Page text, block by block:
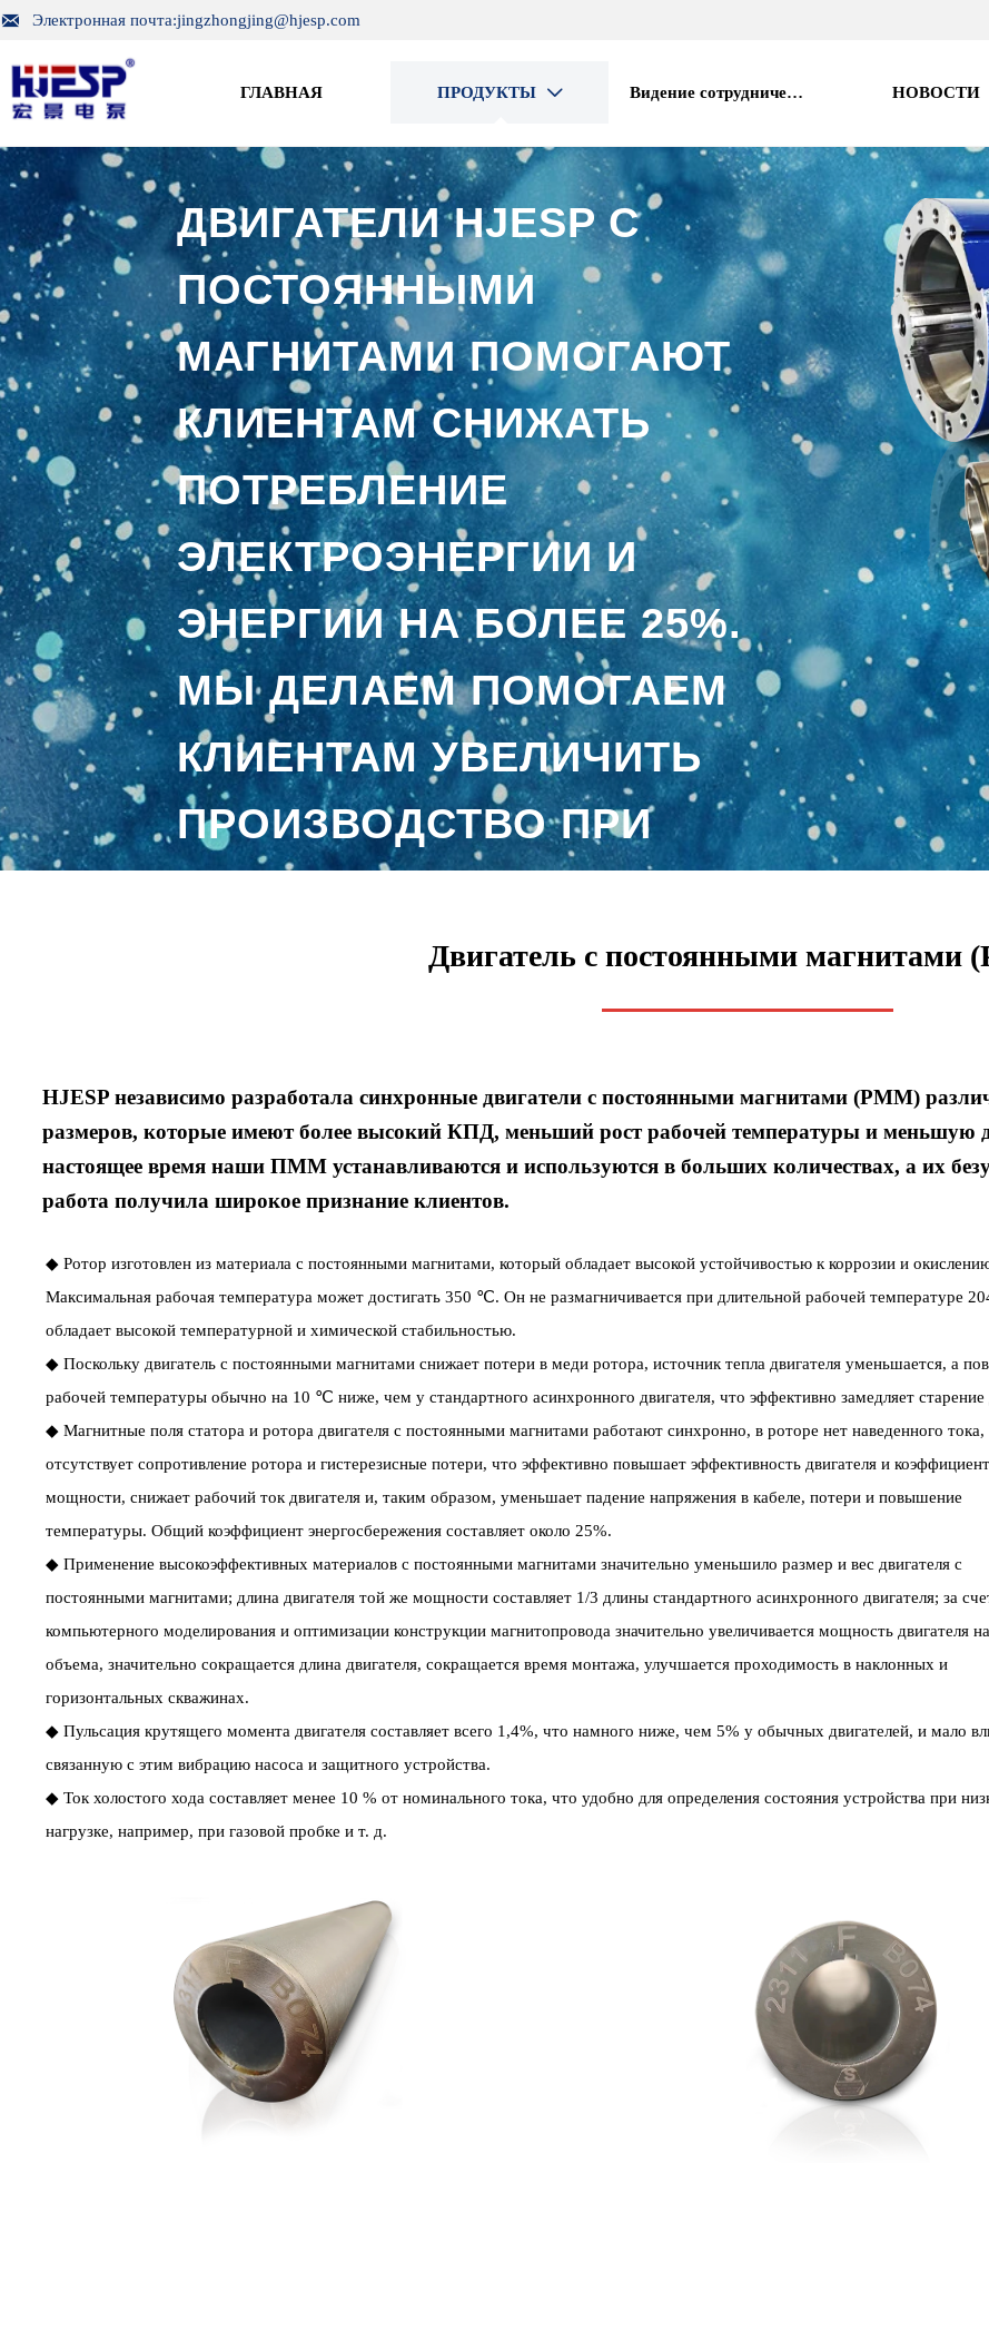
 Электронная почта:jingzhongjing@hjesp.com
ГЛАВНАЯ ПРОДУКТЫ  Видение сотрудничества НОВОСТИ
ДВИГАТЕЛИ HJESP С
ПОСТОЯННЫМИ
МАГНИТАМИ ПОМОГАЮТ
КЛИЕНТАМ СНИЖАТЬ
ПОТРЕБЛЕНИЕ
ЭЛЕКТРОЭНЕРГИИ И
ЭНЕРГИИ НА БОЛЕЕ 25%.
МЫ ДЕЛАЕМ ПОМОГАЕМ
КЛИЕНТАМ УВЕЛИЧИТЬ
ПРОИЗВОДСТВО ПРИ
ОПЕРАЦИОННЫХ ЗАТРАТ.
Двигатель с постоянными магнитами
HJESP независимо разработала синхронные двигатели с постоянными магнитами (PMM)
размеров, которые имеют более высокий КПД, меньший рост рабочей температуры и меньшую
настоящее время наши ПММ устанавливаются и используются в больших количествах, а их
работа получила широкое признание клиентов.
◆ Ротор изготовлен из материала с постоянными магнитами, который обладает высокой устойчивостью к коррозии и
Максимальная рабочая температура может достигать 350 ℃. Он не размагничивается при длительной рабочей температуре
обладает высокой температурной и химической стабильностью.
◆ Поскольку двигатель с постоянными магнитами снижает потери в меди ротора, источник тепла двигателя уменьшается, а
рабочей температуры обычно на 10 ℃ ниже, чем у стандартного асинхронного двигателя, что эффективно замедляет старение
◆ Магнитные поля статора и ротора двигателя с постоянными магнитами работают синхронно, в роторе нет наведенного тока,
отсутствует сопротивление ротора и гистерезисные потери, что эффективно повышает эффективность двигателя и коэффициент
мощности, снижает рабочий ток двигателя и, таким образом, уменьшает падение напряжения в кабеле, потери и повышение
температуры. Общий коэффициент энергосбережения составляет около 25%.
◆ Применение высокоэффективных материалов с постоянными магнитами значительно уменьшило размер и вес двигателя с
постоянными магнитами; длина двигателя той же мощности составляет 1/3 длины стандартного асинхронного двигателя; за
компьютерного моделирования и оптимизации конструкции магнитопровода значительно увеличивается мощность двигателя
объема, значительно сокращается длина двигателя, сокращается время монтажа, улучшается проходимость в наклонных и
горизонтальных скважинах.
◆ Пульсация крутящего момента двигателя составляет всего 1,4%, что намного ниже, чем 5% у обычных двигателей, и мало
связанную с этим вибрацию насоса и защитного устройства.
◆ Ток холостого хода составляет менее 10 % от номинального тока, что удобно для определения состояния устройства при
нагрузке, например, при газовой пробке и т. д.